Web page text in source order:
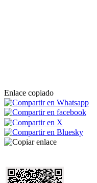
Enlace copiado